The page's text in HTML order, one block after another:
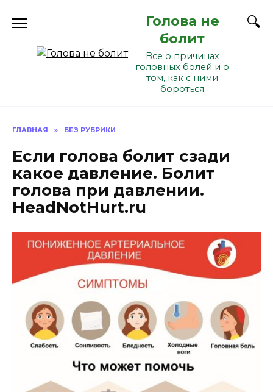
Голова не
болит
Все о причинах
головных болей и о
том, как с ними
бороться
ГЛАВНАЯ » БЕЗ РУБРИКИ
Если голова болит сзади
какое давление. Болит
голова при давлении.
HeadNotHurt.ru